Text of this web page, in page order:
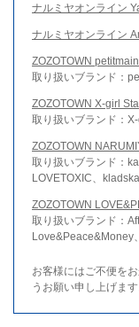
ナルミヤオンライン
ナルミヤオンライン
ZOZOTOWN
取り扱いブランド：
ZOZOTOWN X-girl
取り扱いブランド：
ZOZOTOWN
取り扱いブランド：
LOVETOXIC、
ZOZOTOWN
取り扱いブランド：
Love&Peace&Money
お客様にはご不便を
うお願い申し上げます